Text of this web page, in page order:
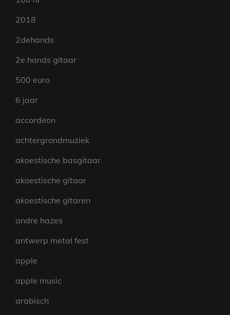
2018
2dehands
2e hands gitaar
500 euro
6 jaar
accordeon
achtergrondmuziek
akoestische basgitaar
akoestische gitaar
akoestische gitaren
andre hazes
antwerp metal fest
apple
apple music
arabisch